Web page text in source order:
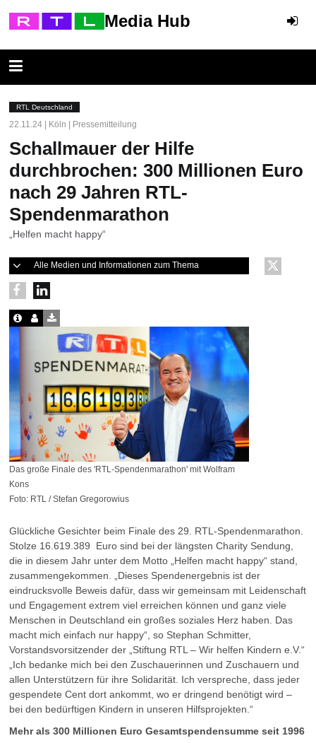
Media Hub
RTL Deutschland
22.11.24 | Köln | Pressemitteilung
Schallmauer der Hilfe
durchbrochen: 300 Millionen Euro
nach 29 Jahren RTL-
Spendenmarathon
„Helfen macht happy“
Alle Medien und Informationen zum Thema
Das große Finale des 'RTL-Spendenmarathon' mit Wolfram
Kons
Foto: RTL / Stefan Gregorowius
Glückliche Gesichter beim Finale des 29. RTL-Spendenmarathon.
Stolze 16.619.389 Euro sind bei der längsten Charity Sendung,
die in diesem Jahr unter dem Motto „Helfen macht happy“ stand,
zusammengekommen. „Dieses Spendenergebnis ist der
eindrucksvolle Beweis dafür, dass wir gemeinsam mit Leidenschaft
und Engagement extrem viel erreichen können und ganz viele
Menschen in Deutschland ein großes soziales Herz haben. Das
macht mich einfach nur happy“, so Stephan Schmitter,
Vorstandsvorsitzender der „Stiftung RTL – Wir helfen Kindern e.V.“
„Ich bedanke mich bei den Zuschauerinnen und Zuschauern und
allen Unterstützern für ihre Solidarität. Ich verspreche, dass jeder
gespendete Cent dort ankommt, wo er dringend benötigt wird –
bei den bedürftigen Kindern in unseren Hilfsprojekten.“
Mehr als 300 Millionen Euro Gesamtspendensumme seit 1996